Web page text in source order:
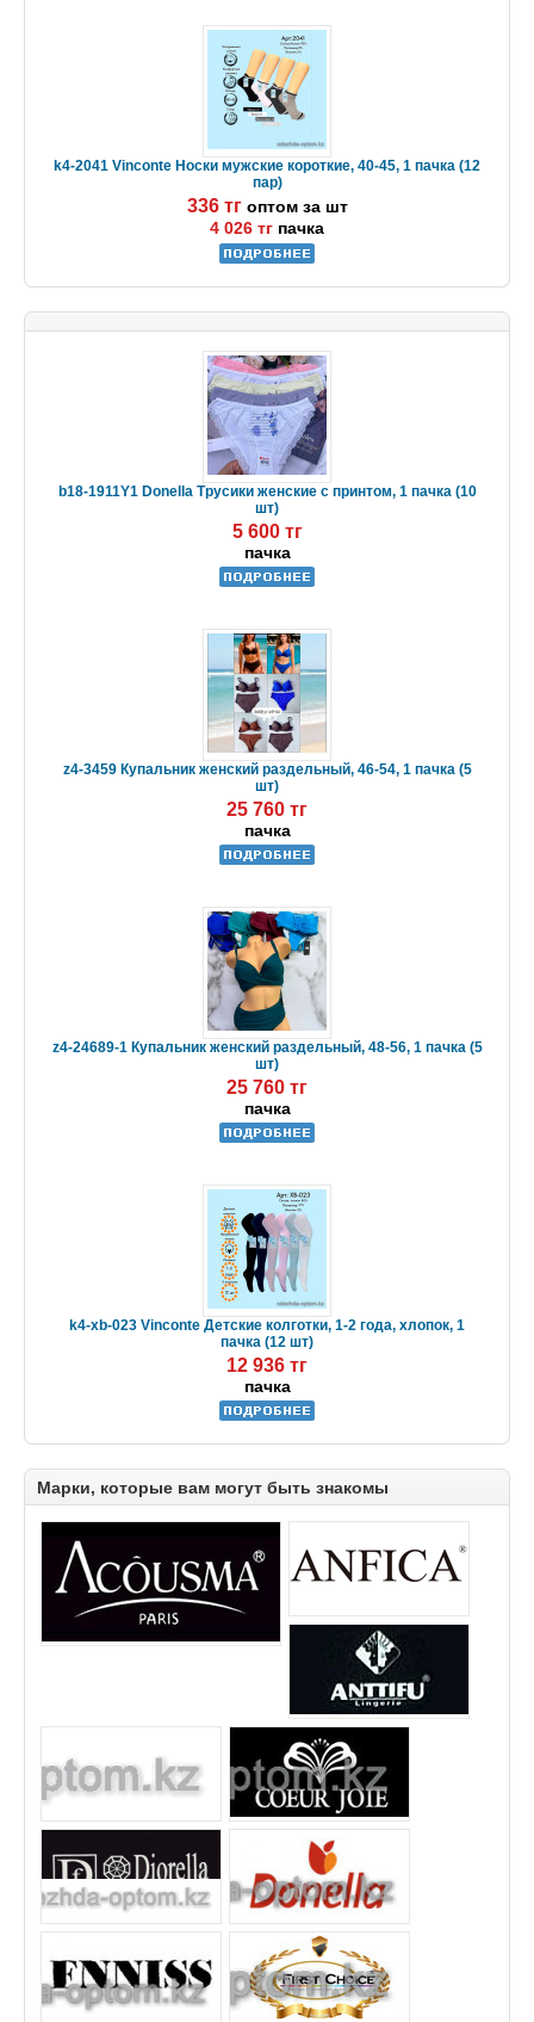
k4-2041 Vinconte Носки мужские короткие, 40-45, 1 пачка (12
пар)
336 тг оптом за шт
4 026 тг пачка
b18-1911Y1 Donella Трусики женские с принтом, 1 пачка (10
шт)
5 600 тг
пачка
z4-3459 Купальник женский раздельный, 46-54, 1 пачка (5
шт)
25 760 тг
пачка
z4-24689-1 Купальник женский раздельный, 48-56, 1 пачка (5
шт)
25 760 тг
пачка
k4-xb-023 Vinconte Детские колготки, 1-2 года, хлопок, 1
пачка (12 шт)
12 936 тг
пачка
Марки, которые вам могут быть знакомы